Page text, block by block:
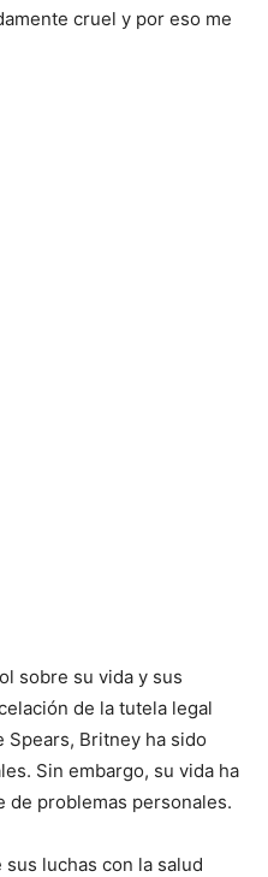
cruel y por eso me
sobre su vida y sus
de la tutela legal
Spears, Britney ha sido
Sin embargo, su vida ha
de problemas personales.
luchas con la salud